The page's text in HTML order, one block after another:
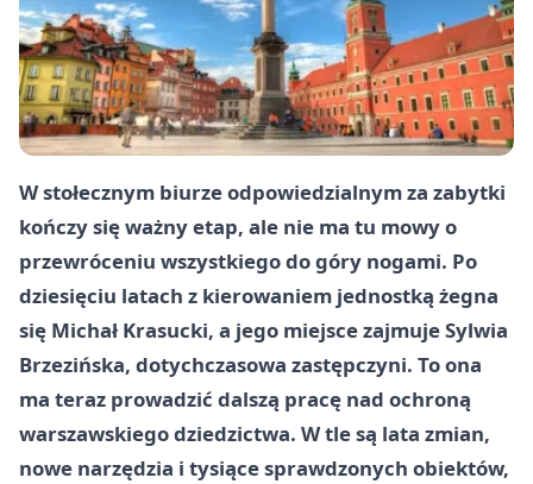
W stołecznym biurze odpowiedzialnym za zabytki
kończy się ważny etap, ale nie ma tu mowy o
przewróceniu wszystkiego do góry nogami. Po
dziesięciu latach z kierowaniem jednostką żegna
się Michał Krasucki, a jego miejsce zajmuje Sylwia
Brzezińska, dotychczasowa zastępczyni. To ona
ma teraz prowadzić dalszą pracę nad ochroną
warszawskiego dziedzictwa. W tle są lata zmian,
nowe narzędzia i tysiące sprawdzonych obiektów,